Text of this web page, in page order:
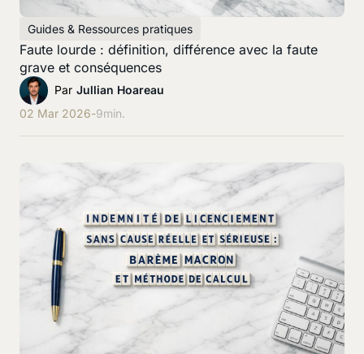
Guides & Ressources pratiques
Faute lourde : définition, différence avec la faute
grave et conséquences
Par Jullian Hoareau
02 Mar 2026-9min.